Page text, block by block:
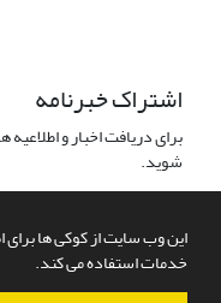
این وب سایت از کوکی ها برای
خدمات استفاده می کند.
اشتراک خبرنامه
برای دریافت اخبار و
شوید.